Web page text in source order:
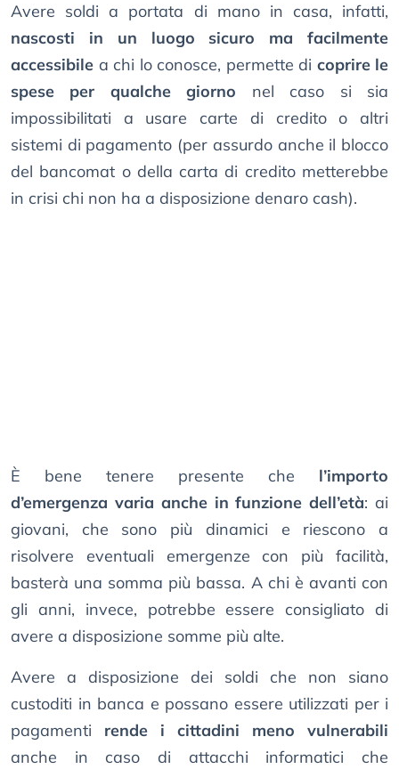
Avere soldi a portata di mano in casa, infatti,
nascosti in un luogo sicuro ma facilmente
accessibile a chi lo conosce, permette di coprire le
spese per qualche giorno nel caso si sia
impossibilitati a usare carte di credito o altri
sistemi di pagamento (per assurdo anche il blocco
del bancomat o della carta di credito metterebbe
in crisi chi non ha a disposizione denaro cash).
È bene tenere presente che l’importo
d’emergenza varia anche in funzione dell’età: ai
giovani, che sono più dinamici e riescono a
risolvere eventuali emergenze con più facilità,
basterà una somma più bassa. A chi è avanti con
gli anni, invece, potrebbe essere consigliato di
avere a disposizione somme più alte.
Avere a disposizione dei soldi che non siano
custoditi in banca e possano essere utilizzati per i
pagamenti rende i cittadini meno vulnerabili
anche in caso di attacchi informatici che